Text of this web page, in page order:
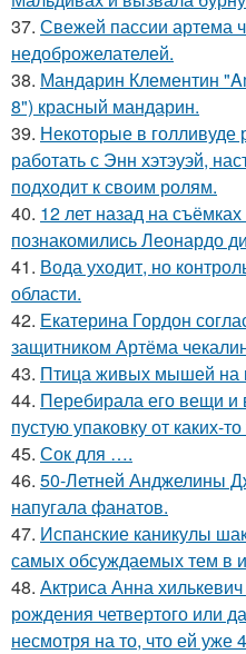
37. Свежей пассии артема
недоброжелателей.
38. Мандарин Клементин
8") красный мандарин.
39. Некоторые в голливуде
работать с Энн хэтэуэй,
подходит к своим ролям.
40. 12 лет назад на
познакомились Леонардо
41. Вода уходит, но
области.
42. Екатерина Гордон
защитником Артёма
43. Птица живых мышей на
44. Перебирала его вещи и
пустую упаковку от каких-то
45. Сок для ….
46. 50-Летней Анджелины
напугала фанатов.
47. Испанские каникулы
самых обсуждаемых тем в
48. Актриса Анна
рождения четвертого или
несмотря на то, что ей уже